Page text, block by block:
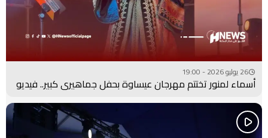
26 يوليو 2026 - 19:00
أسماء لمنور تختتم مهرجان عيساوة بحفل جماهيري كبير.. فيديو